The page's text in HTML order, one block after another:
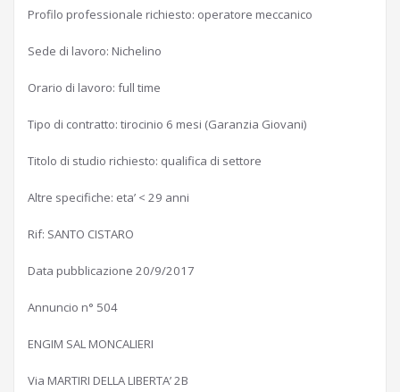
Profilo professionale richiesto: operatore meccanico
Sede di lavoro: Nichelino
Orario di lavoro: full time
Tipo di contratto: tirocinio 6 mesi (Garanzia Giovani)
Titolo di studio richiesto: qualifica di settore
Altre specifiche: eta’ < 29 anni
Rif: SANTO CISTARO
Data pubblicazione 20/9/2017
Annuncio n° 504
ENGIM SAL MONCALIERI
Via MARTIRI DELLA LIBERTA’ 2B